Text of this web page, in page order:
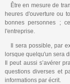
Être en mesure de
heures d'ouverture ou
bonnes personnes ;
l'entreprise.
Il sera possible, par
lorsque quelqu'un sera
Il peut aussi s’avérer
questions diverses et
informations par écrit.